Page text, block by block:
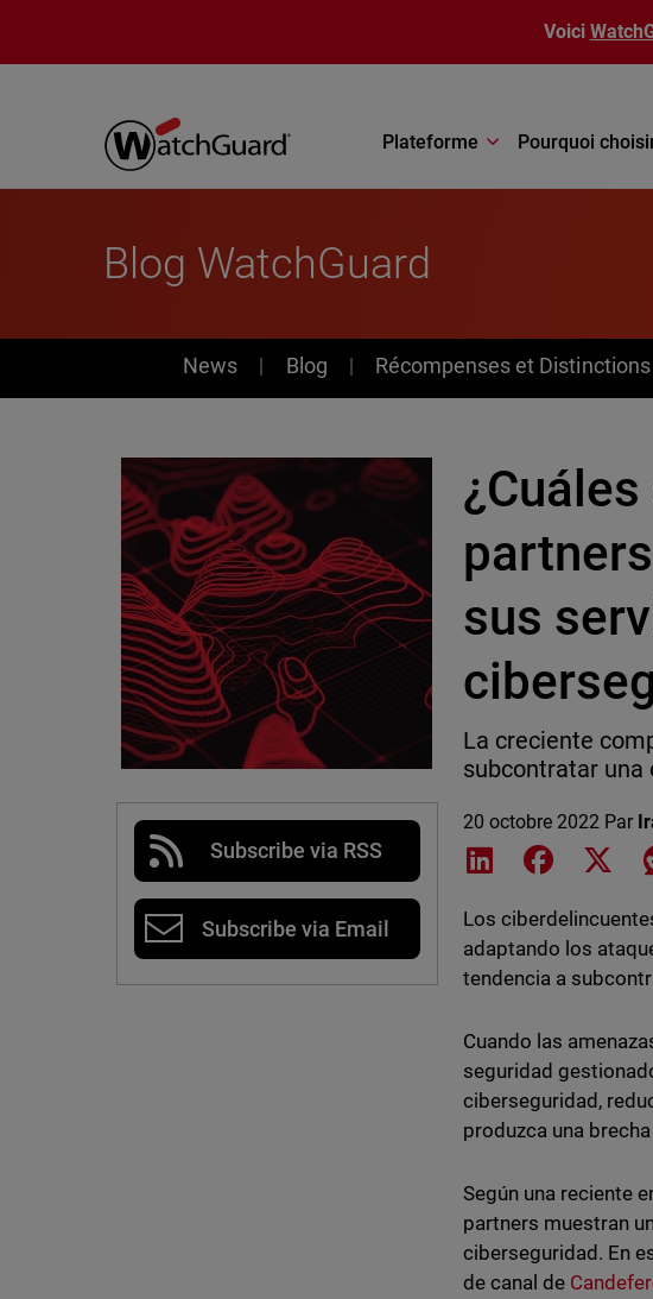
Voici
Plateforme Pourquoi
Blog WatchGuard
News
News Blog Récompenses et Distinctions
Subscribe via RSS
Subscribe via Email
sus
La creciente
subcontratar una
20 octobre 2022 Par
Share on LinkedIn
Share on
Los
adaptando los
tendencia a
Cuando las
seguridad
ciberseguridad,
produzca una
Según una reciente
partners muestran
ciberseguridad. En
de canal de